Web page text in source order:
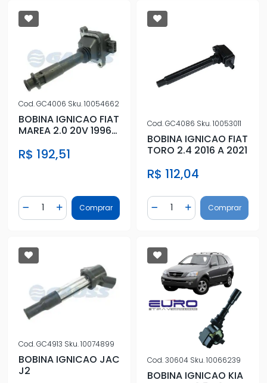
Cod.GC4006 Sku.10054662
BOBINA IGNICAO FIAT
MAREA 2.0 20V 1996
R$ 192,51
Diminuir Quantidade
Quantidade
Adicionar Quantidade
Comprar
Cod.GC4086 Sku.10053011
BOBINA IGNICAO FIAT
TORO 2.4 2016 A 2021
R$ 112,04
Diminuir Quantidade
Quantidade
AdicionarComprar
Cod.GC4913 Sku.10074899
BOBINA IGNICAO JAC
J2
Cod.30604 Sku.10066239
BOBINA IGNICAO KIA